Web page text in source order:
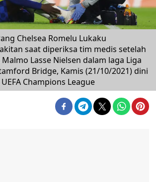
Chelsea Romelu Lukaku
saat diperiksa tim medis setelah
Lasse Nielsen dalam laga Liga
Bridge, Kamis (21/10/2021) dini
Champions League